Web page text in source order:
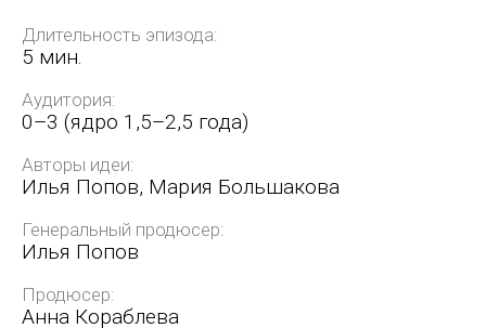
Длительность эпизода:
5 мин.
Аудитория:
0–3 (ядро 1,5–2,5 года)
Авторы идеи:
Илья Попов, Мария Большакова
Генеральный продюсер:
Илья Попов
Продюсер:
Анна Кораблева